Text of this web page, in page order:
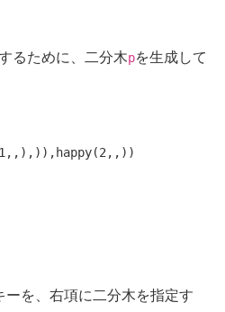
るために、二分木pを生成して
ーを、右項に二分木を指定す